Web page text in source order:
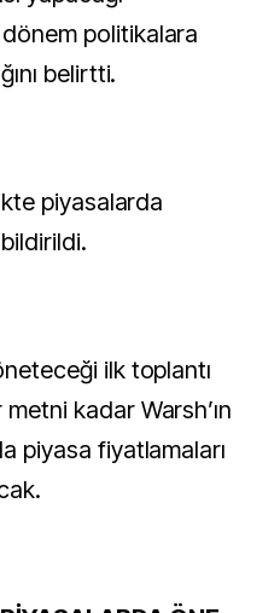
politikalara
belirtti.
piyasalarda
ilk toplantı
kadar Warsh’ın
piyasa fiyatlamaları